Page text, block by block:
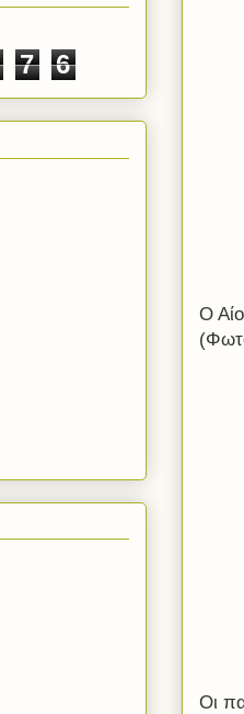
Ο
Οι
7
6